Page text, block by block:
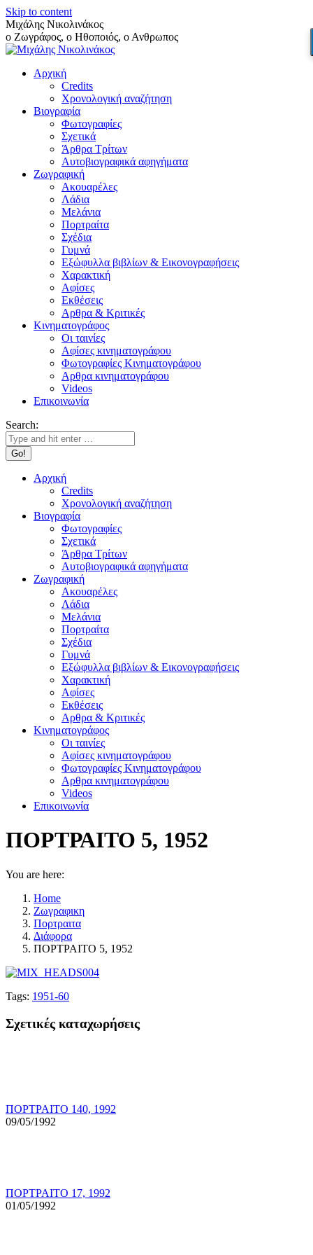
Skip to content
Μιχάλης Νικολινάκος
ο Ζωγράφος, ο Ηθοποιός, ο Ανθρωπος
Αρχική
Credits
Χρονολογική αναζήτηση
Βιογραφία
Φωτογραφίες
Σχετικά
Άρθρα Τρίτων
Αυτοβιογραφικά αφηγήματα
Ζωγραφική
Ακουαρέλες
Λάδια
Μελάνια
Πορτραίτα
Σχέδια
Γυμνά
Εξώφυλλα βιβλίων & Εικονογραφήσεις
Χαρακτική
Αφίσες
Εκθέσεις
Αρθρα & Κριτικές
Κινηματογράφος
Οι ταινίες
Αφίσες κινηματογράφου
Φωτογραφίες Κινηματογράφου
Αρθρα κινηματογράφου
Videos
Επικοινωνία
Search:
Αρχική
Credits
Χρονολογική αναζήτηση
Βιογραφία
Φωτογραφίες
Σχετικά
Άρθρα Τρίτων
Αυτοβιογραφικά αφηγήματα
Ζωγραφική
Ακουαρέλες
Λάδια
Μελάνια
Πορτραίτα
Σχέδια
Γυμνά
Εξώφυλλα βιβλίων & Εικονογραφήσεις
Χαρακτική
Αφίσες
Εκθέσεις
Αρθρα & Κριτικές
Κινηματογράφος
Οι ταινίες
Αφίσες κινηματογράφου
Φωτογραφίες Κινηματογράφου
Αρθρα κινηματογράφου
Videos
Επικοινωνία
ΠΟΡΤΡΑΙΤΟ 5, 1952
You are here:
Home
Ζωγραφικη
Πορτραιτα
Διάφορα
ΠΟΡΤΡΑΙΤΟ 5, 1952
Tags: 1951-60
Σχετικές καταχωρήσεις
ΠΟΡΤΡΑΙΤΟ 140, 1992
09/05/1992
ΠΟΡΤΡΑΙΤΟ 17, 1992
01/05/1992